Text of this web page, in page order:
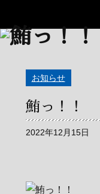
お知らせ
鮪っ！！
2022年12月15日